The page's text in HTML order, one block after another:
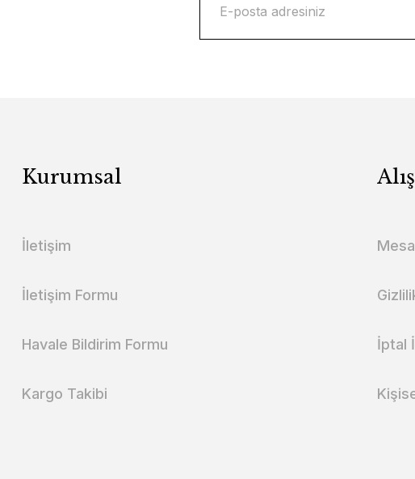
Kurumsal
İletişim
İletişim Formu
Havale Bildirim Formu
Kargo Takibi
İptal